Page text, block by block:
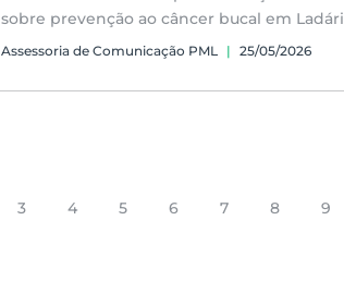
sobre prevenção ao câncer bucal em
Assessoria de Comunicação PML | 25/05/2026
3 4 5 6 7 8 9